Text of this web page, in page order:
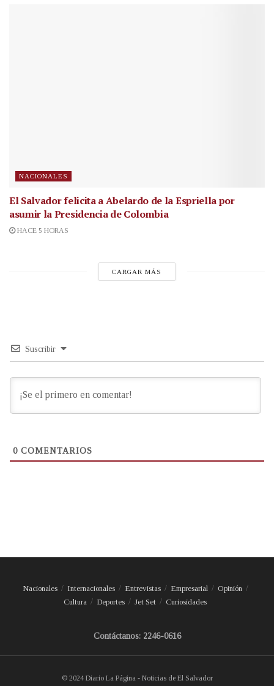
NACIONALES
El Salvador felicita a Abelardo de la Espriella por
asumir la Presidencia de Colombia
HACE 5 HORAS
CARGAR MÁS
Suscribir
0 COMENTARIOS
Nacionales Internacionales Entrevistas Empresarial
Opinión
Cultura
Deportes Jet Set Curiosidades
Contáctanos: 2246-0616
© 2024 Diario La Página - Noticias de El Salvador